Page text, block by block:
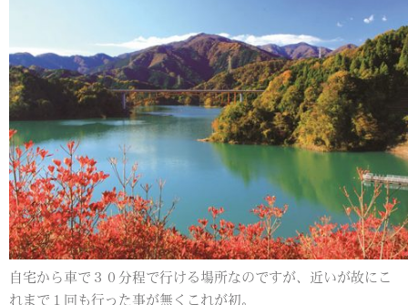
自宅から車で３０分程で行ける場所なのですが、近いが故にこ
れまで１回も行った事が無くこれが初。